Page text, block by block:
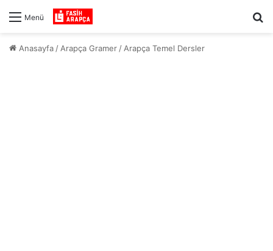
Menü
Anasayfa / Arapça Gramer / Arapça Temel Dersler